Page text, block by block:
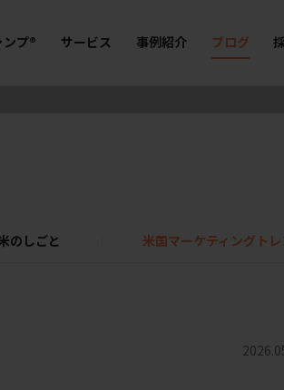
プ® サービス 事例紹介 ブログ
のしごと 米国マーケティングト